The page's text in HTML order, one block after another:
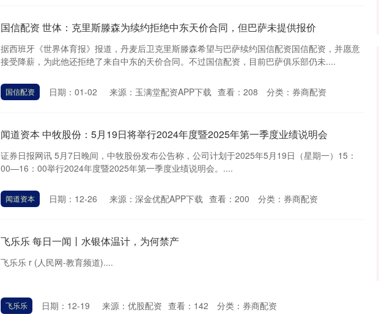
国信配资 世体：克里斯滕森为续约拒绝中东天价合同，但巴萨未提供报价
据西班牙《世界体育报》报道，丹麦后卫克里斯滕森希望与巴萨续约国信配资国信配资，并愿意
接受降薪，为此他还拒绝了来自中东的天价合同。不过国信配资，目前巴萨俱乐部仍未....
国信配资 日期：01-02 来源：玉满堂配资APP下载 查看： 208 分类： 券商配资
闻道资本 中牧股份：5月19日将举行2024年度暨2025年第一季度业绩说明会
证券日报网讯 5月7日晚间，中牧股份发布公告称，公司计划于2025年5月19日（星期一）15：
00—16：00举行2024年度暨2025年第一季度业绩说明会。....
闻道资本 日期：12-26 来源：深金优配APP下载 查看： 200 分类： 券商配资
飞乐乐 每日一闻丨水银体温计，为何禁产
飞乐乐 r (人民网-教育频道)....
飞乐乐 日期：12-19 来源：优股配资 查看： 142 分类： 券商配资